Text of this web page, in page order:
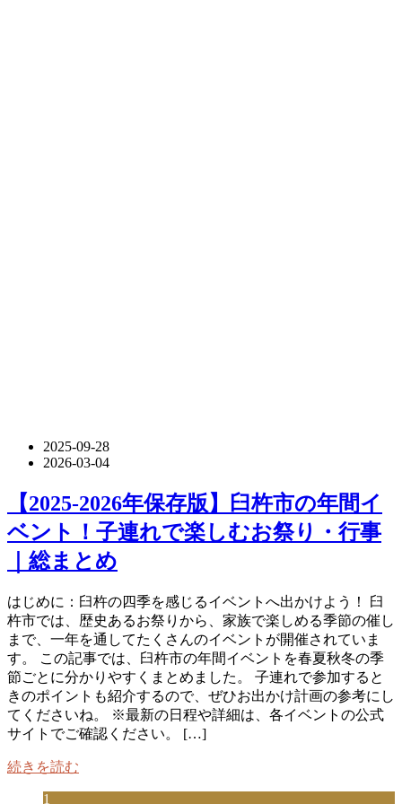
2025-09-28
2026-03-04
【2025-2026年保存版】臼杵市の年間イ
ベント！子連れで楽しむお祭り・行事
｜総まとめ
はじめに：臼杵の四季を感じるイベントへ出かけよう！ 臼
杵市では、歴史あるお祭りから、家族で楽しめる季節の催し
まで、一年を通してたくさんのイベントが開催されていま
す。 この記事では、臼杵市の年間イベントを春夏秋冬の季
節ごとに分かりやすくまとめました。 子連れで参加すると
きのポイントも紹介するので、ぜひお出かけ計画の参考にし
てくださいね。 ※最新の日程や詳細は、各イベントの公式
サイトでご確認ください。 […]
続きを読む
1